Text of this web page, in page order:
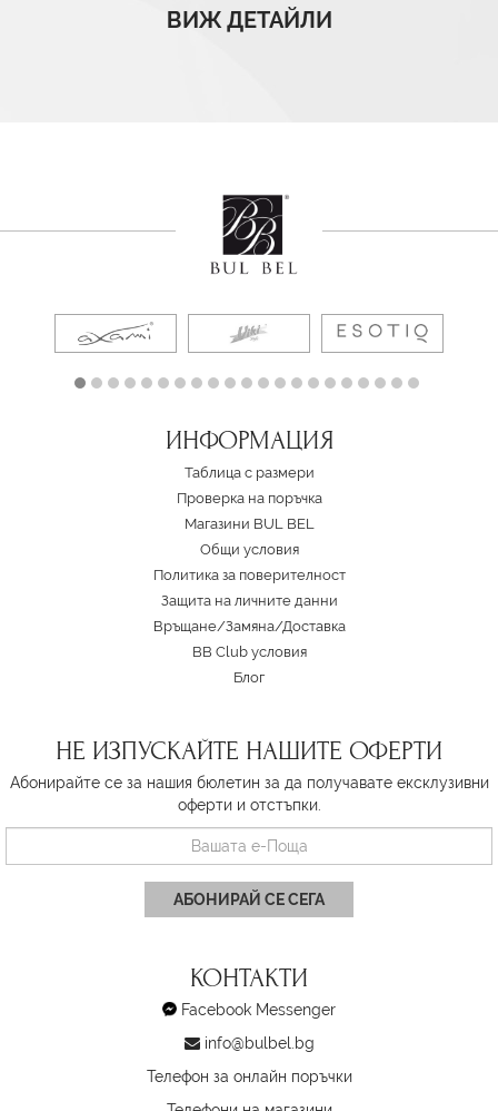
ВИЖ ДЕТАЙЛИ
ИНФОРМАЦИЯ
Таблица с размери
Проверка на поръчка
Магазини BUL BEL
Oбщи условия
Политика за поверителност
Защита на личните данни
Връщане/Замяна/Доставка
BB Club условия
Блог
НЕ ИЗПУСКАЙТЕ НАШИТЕ ОФЕРТИ
Абонирайте се за нашия бюлетин за да получавате ексклузивни
оферти и отстъпки.
АБОНИРАЙ СЕ СЕГА
КОНТАКТИ
Facebook Messenger
info@bulbel.bg
Телефон за онлайн поръчки